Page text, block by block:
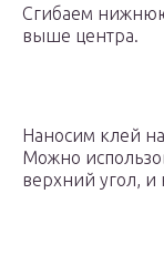
Сгибаем
выше центра.
Наносим клей
Можно
верхний угол, и